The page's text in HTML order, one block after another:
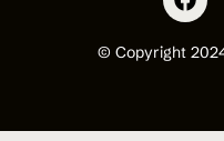
© Copyright